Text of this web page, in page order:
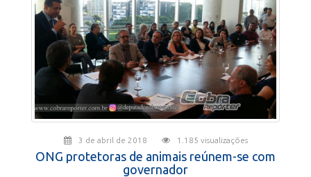
3 de abril de 2018 1.185 visualizações
ONG protetoras de animais reúnem-se com
governador